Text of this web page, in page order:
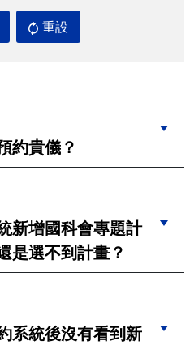
重設
約貴儀？
新增國科會專題計
是選不到計畫？
系統後沒有看到新